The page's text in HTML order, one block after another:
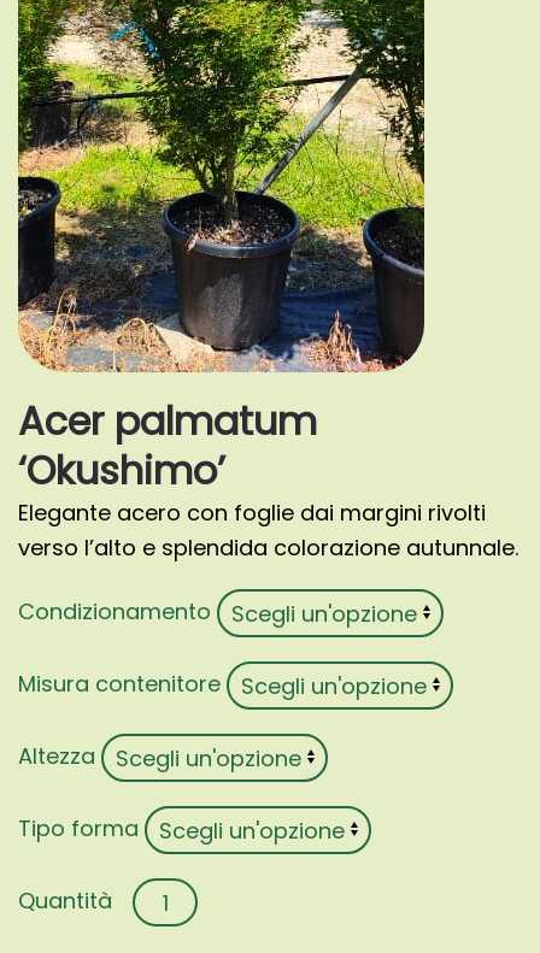
Acer palmatum
‘Okushimo’
Elegante acero con foglie dai margini rivolti
verso l’alto e splendida colorazione autunnale.
Condizionamento
Misura contenitore
Altezza
Tipo forma
Acer
palmatum